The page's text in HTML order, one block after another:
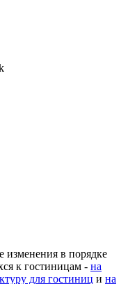
изменения в порядке
к гостиницам - на
для гостиниц и на